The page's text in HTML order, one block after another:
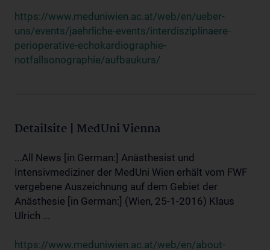
https://www.meduniwien.ac.at/web/en/ueber-
uns/events/jaehrliche-events/interdisziplinaere-
perioperative-echokardiographie-
notfallsonographie/aufbaukurs/
Detailsite | MedUni Vienna
...All News [in German:] Anästhesist und
Intensivmediziner der MedUni Wien erhält vom FWF
vergebene Auszeichnung auf dem Gebiet der
Anästhesie [in German:] (Wien, 25-1-2016) Klaus
Ulrich ...
https://www.meduniwien.ac.at/web/en/about-